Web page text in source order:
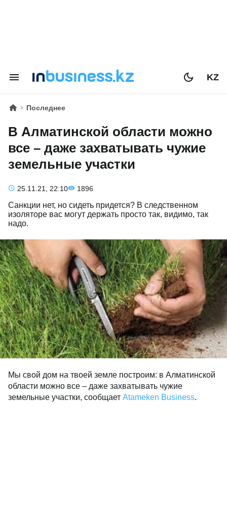
KZ
Последнее
В Алматинской области можно
все – даже захватывать чужие
земельные участки
25.11.21, 22:10 1896
Санкции нет, но сидеть придется? В следственном
изоляторе вас могут держать просто так, видимо, так
надо.
Мы свой дом на твоей земле построим: в Алматинской
области можно все – даже захватывать чужие
земельные участки, сообщает Atameken Business.